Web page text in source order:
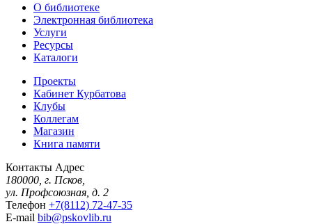
О библиотеке
Электронная библиотека
Услуги
Ресурсы
Каталоги
Проекты
Кабинет Курбатова
Клубы
Коллегам
Магазин
Книга памяти
Контакты Адрес
180000, г. Псков,
ул. Профсоюзная, д. 2
Телефон +7(8112) 72-47-35
E-mail bib@pskovlib.ru